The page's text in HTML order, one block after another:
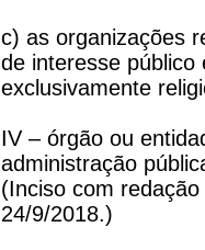
c) as organizações
de interesse público
exclusivamente
IV – órgão ou
administração
(Inciso com
24/9/2018.)